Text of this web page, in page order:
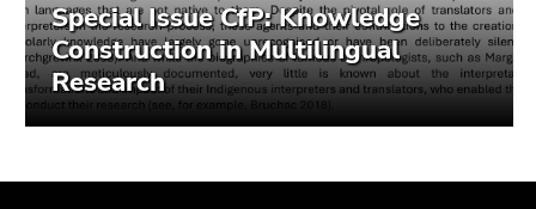
Special Issue CfP: Knowledge
Construction in Multilingual
Research